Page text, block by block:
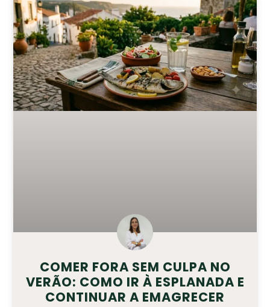
COMER FORA SEM CULPA NO
VERÃO: COMO IR À ESPLANADA E
CONTINUAR A EMAGRECER